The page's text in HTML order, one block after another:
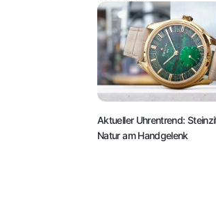
Aktueller Uhrentrend:
Natur am Handgelenk